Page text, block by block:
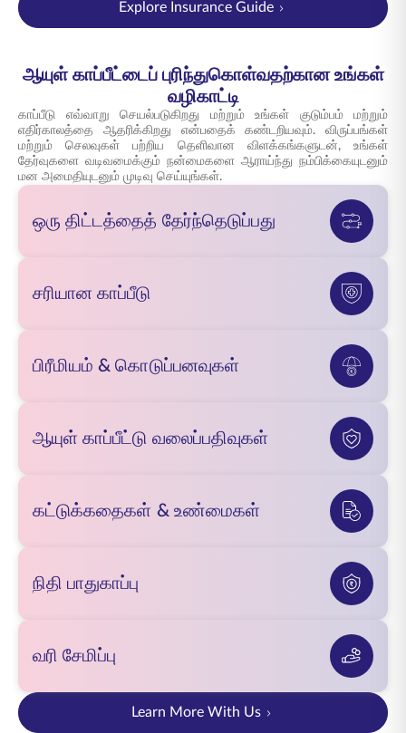
Explore Insurance Guide
ஆயுள் காப்பீட்டைப் புரிந்துகொள்வதற்கான உங்கள்
வழிகாட்டி
காப்பீடு எவ்வாறு செயல்படுகிறது மற்றும் உங்கள் குடும்பம் மற்றும்
எதிர்காலத்தை ஆதரிக்கிறது என்பதைக் கண்டறியவும். விருப்பங்கள்
மற்றும் செலவுகள் பற்றிய தெளிவான விளக்கங்களுடன், உங்கள்
தேர்வுகளை வடிவமைக்கும் நன்மைகளை ஆராய்ந்து நம்பிக்கையுடனும்
மன அமைதியுடனும் முடிவு செய்யுங்கள்.
ஒரு திட்டத்தைத் தேர்ந்தெடுப்பது
சரியான காப்பீடு
பிரீமியம் & கொடுப்பனவுகள்
ஆயுள் காப்பீட்டு வலைப்பதிவுகள்
கட்டுக்கதைகள் & உண்மைகள்
நிதி பாதுகாப்பு
வரி சேமிப்பு
Learn More With Us